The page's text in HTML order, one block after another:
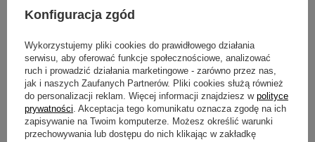
: sierpień
marzec kwiecień
Produkty powiązane
Konfiguracja zgód
Wykorzystujemy pliki cookies do prawidłowego działania
serwisu, aby oferować funkcje społecznościowe, analizować
ruch i prowadzić działania marketingowe - zarówno przez nas,
jak i naszych Zaufanych Partnerów. Pliki cookies służą również
do personalizacji reklam. Więcej informacji znajdziesz w polityce
prywatności . Akceptacja tego komunikatu oznacza zgodę na ich
zapisywanie na Twoim komputerze. Możesz określić warunki
przechowywania lub dostępu do nich klikając w zakładkę